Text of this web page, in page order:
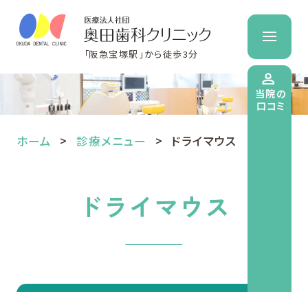
「阪急宝塚駅」から徒歩3分
当院の
口コミ
ホーム 診療メニュー ドライマウス
ドライマウス